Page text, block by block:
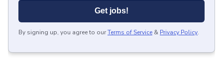
Get jobs!
By signing up, you agree to ourTerms of Service & Privacy Policy.